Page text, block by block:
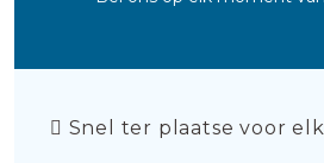
Snel ter plaatse voor